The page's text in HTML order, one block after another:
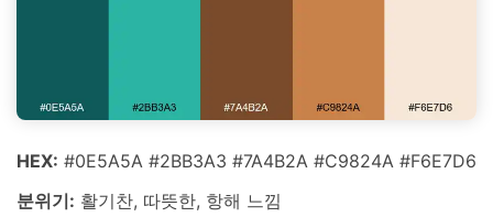
HEX: #0E5A5A #2BB3A3 #7A4B2A #C9824A #F6E7D6
분위기: 활기찬, 따뜻한, 항해 느낌